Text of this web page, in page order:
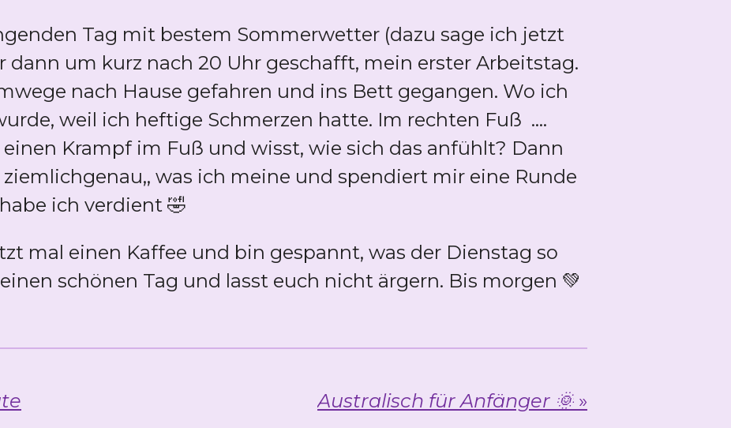
Tag mit bestem Sommerwetter (dazu sage ich jetzt
dann um kurz nach 20 Uhr geschafft, mein erster Arbeitstag.
nach Hause gefahren und ins Bett gegangen. Wo ich
weil ich heftige Schmerzen hatte. Im rechten Fuß ....
Krampf im Fuß und wisst, wie sich das anfühlt? Dann
was ich meine und spendiert mir eine Runde
ich verdient 🤣
mal einen Kaffee und bin gespannt, was der Dienstag so
schönen Tag und lasst euch nicht ärgern. Bis morgen 💚
Australisch für Anfänger 🌞 »